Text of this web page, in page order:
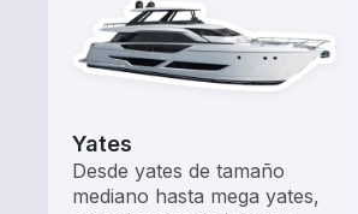
Yates
Desde yates de tamaño
mediano hasta mega yates,